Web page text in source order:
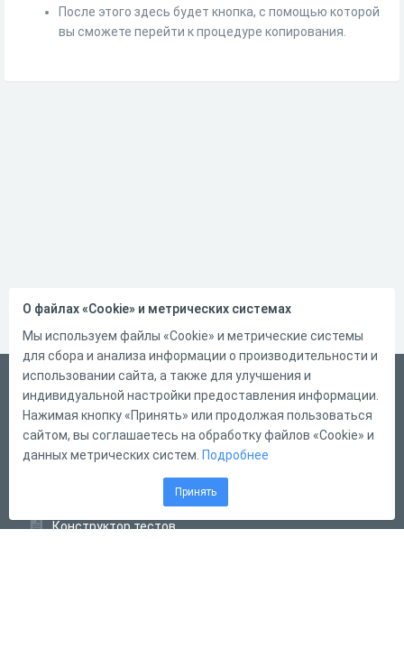
После этого здесь будет кнопка, с помощью которой
вы сможете перейти к процедуре копирования.
Русский
Справка
Форма обратной связи
Конструктор тестов
О файлах «Cookie» и метрических системах
Мы используем файлы «Cookie» и метрические системы
для сбора и анализа информации о производительности и
использовании сайта, а также для улучшения и
индивидуальной настройки предоставления информации.
Нажимая кнопку «Принять» или продолжая пользоваться
сайтом, вы соглашаетесь на обработку файлов «Cookie» и
данных метрических систем. Подробнее
Принять